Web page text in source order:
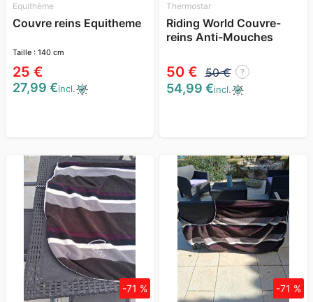
Equithème
Couvre reins Equitheme
Taille : 140 cm
25 €
27,99 €incl.
Thermostar
Riding World Couvre-
reins Anti-Mouches
50 € 50 € ?
54,99 €incl.
-71 % -71 %